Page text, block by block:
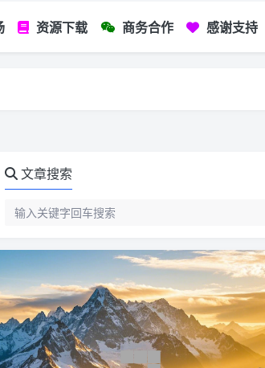
资源下载 商务合作 感谢支持
文章搜索